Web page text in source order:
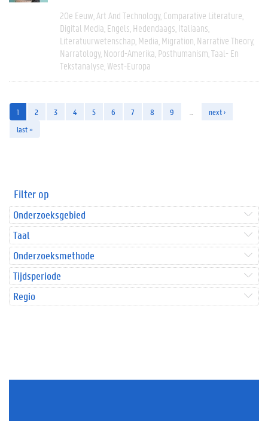
20e Eeuw Art And Technology Comparative Literature
Digital Media Engels Hedendaags Italiaans
Literatuurwetenschap Media Migration Narrative Theory
Narratology Noord-Amerika Posthumanism Taal- En
Tekstanalyse West-Europa
1 2 3 4 5 6 7 8 9
next ›
last »
Filter op
Onderzoeksgebied
Taal
Onderzoeksmethode
Tijdsperiode
Regio